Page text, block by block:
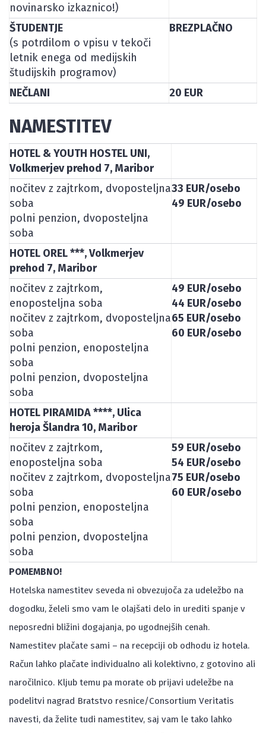
novinarsko izkaznico!)
ŠTUDENTJE
(s potrdilom o vpisu v tekoči
letnik enega od medijskih
študijskih programov)
BREZPLAČNO
NEČLANI 20 EUR
NAMESTITEV
HOTEL & YOUTH HOSTEL UNI,
Volkmerjev prehod 7, Maribor
nočitev z zajtrkom, dvoposteljna
soba
polni penzion, dvoposteljna
soba
33 EUR/osebo
49 EUR/osebo
HOTEL OREL ***, Volkmerjev
prehod 7, Maribor
nočitev z zajtrkom,
enoposteljna soba
nočitev z zajtrkom, dvoposteljna
soba
polni penzion, enoposteljna
soba
polni penzion, dvoposteljna
soba
49 EUR/osebo
44 EUR/osebo
65 EUR/osebo
60 EUR/osebo
HOTEL PIRAMIDA ****, Ulica
heroja Šlandra 10, Maribor
nočitev z zajtrkom,
enoposteljna soba
nočitev z zajtrkom, dvoposteljna
soba
polni penzion, enoposteljna
soba
polni penzion, dvoposteljna
soba
59 EUR/osebo
54 EUR/osebo
75 EUR/osebo
60 EUR/osebo
POMEMBNO!
Hotelska namestitev seveda ni obvezujoča za udeležbo na
dogodku, želeli smo vam le olajšati delo in urediti spanje v
neposredni bližini dogajanja, po ugodnejših cenah.
Namestitev plačate sami – na recepciji ob odhodu iz hotela.
Račun lahko plačate individualno ali kolektivno, z gotovino ali
naročilnico. Kljub temu pa morate ob prijavi udeležbe na
podelitvi nagrad Bratstvo resnice/Consortium Veritatis
navesti, da želite tudi namestitev, saj vam le tako lahko